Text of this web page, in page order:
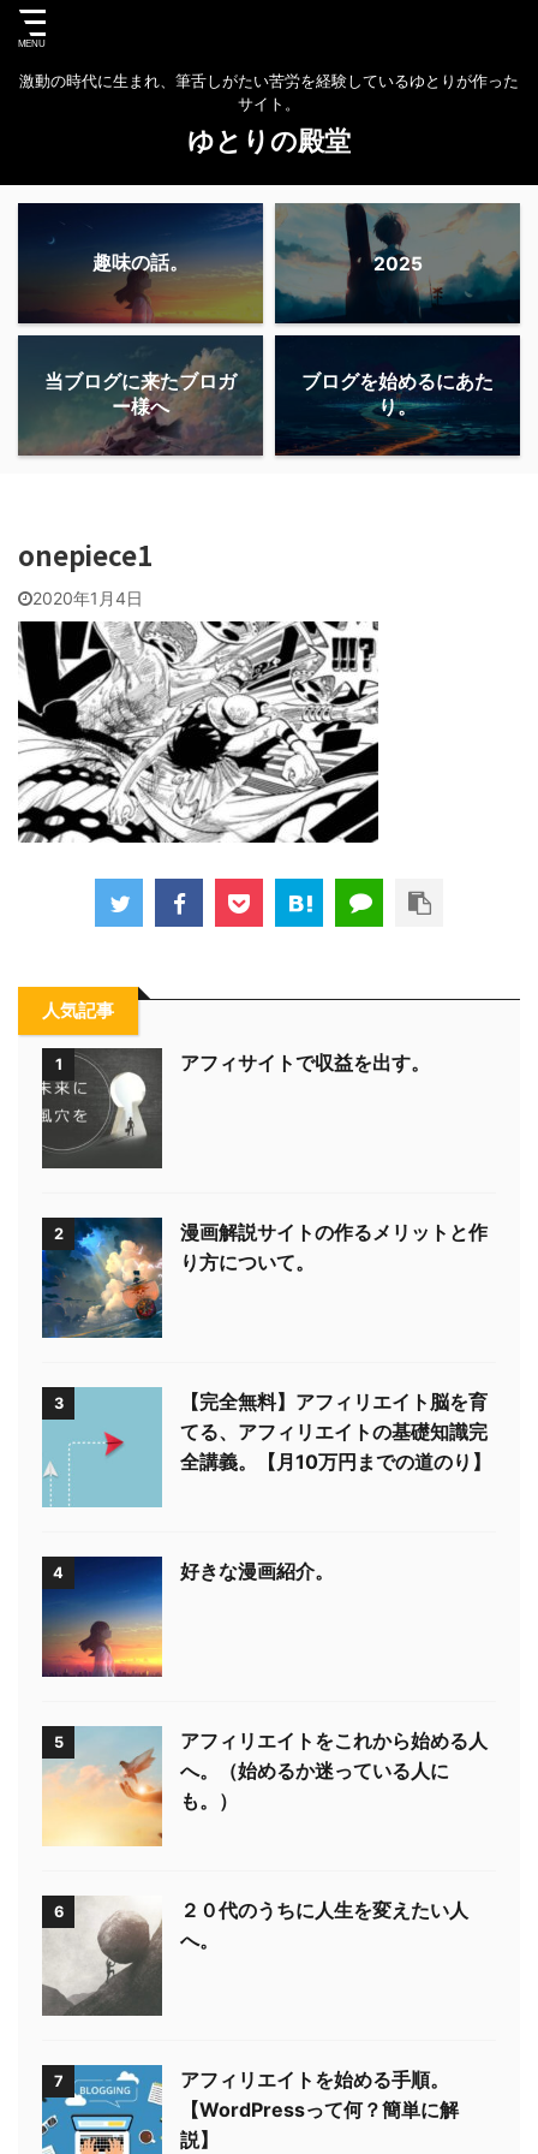
激動の時代に生まれ、筆舌しがたい苦労を経験しているゆとりが作った
サイト。
ゆとりの殿堂
趣味の話。 2025
当ブログに来たブロガ
ー様へ
ブログを始めるにあた
り。
onepiece1
2020年1月4日
人気記事
1 アフィサイトで収益を出す。
2
漫画解説サイトの作るメリットと作
り方について。
3
【完全無料】アフィリエイト脳を育
てる、アフィリエイトの基礎知識完
全講義。【月10万円までの道のり】
4 好きな漫画紹介。
5
アフィリエイトをこれから始める人
へ。（始めるか迷っている人に
も。）
6
２０代のうちに人生を変えたい人
へ。
7
アフィリエイトを始める手順。
【WordPressって何？簡単に解
説】